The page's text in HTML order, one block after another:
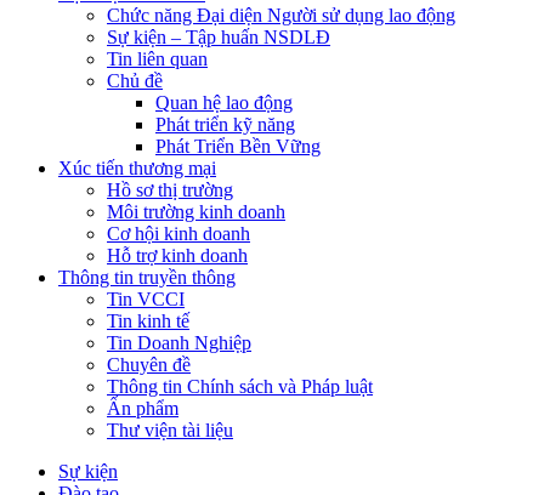
Chức năng Đại diện Người sử dụng lao động
Sự kiện – Tập huấn NSDLĐ
Tin liên quan
Chủ đề
Quan hệ lao động
Phát triển kỹ năng
Phát Triển Bền Vững
Xúc tiến thương mại
Hồ sơ thị trường
Môi trường kinh doanh
Cơ hội kinh doanh
Hỗ trợ kinh doanh
Thông tin truyền thông
Tin VCCI
Tin kinh tế
Tin Doanh Nghiệp
Chuyên đề
Thông tin Chính sách và Pháp luật
Ấn phẩm
Thư viện tài liệu
Sự kiện